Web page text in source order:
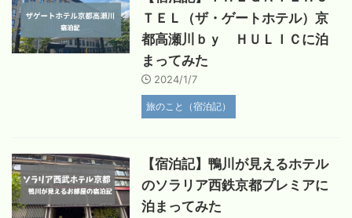
ＴＥＬ（ザ・ゲートホテル）京
都高瀬川ｂｙ ＨＵＬＩＣに泊
まってみた
2024/1/7
旅のこと（宿泊記）
【宿泊記】鴨川が見えるホテル
のソラリア西鉄京都プレミアに
泊まってみた